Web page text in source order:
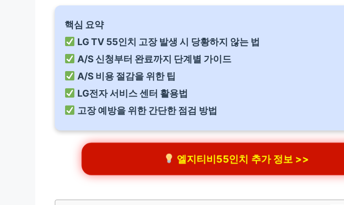
핵심 요약
LG TV 55인치 고장 발생 시 당황하지 않는 법
A/S 신청부터 완료까지 단계별 가이드
A/S 비용 절감을 위한 팁
LG전자 서비스 센터 활용법
고장 예방을 위한 간단한 점검 방법
엘지티비55인치 추가 정보 >>